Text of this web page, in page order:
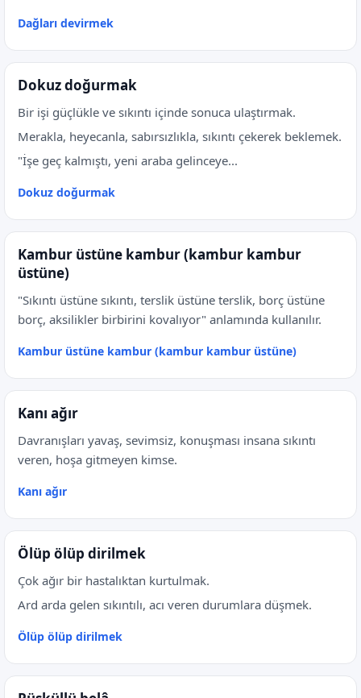
Dağları devirmek
Dokuz doğurmak
Bir işi güçlükle ve sıkıntı içinde sonuca ulaştırmak.
Merakla, heyecanla, sabırsızlıkla, sıkıntı çekerek beklemek.
"İşe geç kalmıştı, yeni araba gelinceye...
Dokuz doğurmak
Kambur üstüne kambur (kambur kambur
üstüne)
"Sıkıntı üstüne sıkıntı, terslik üstüne terslik, borç üstüne
borç, aksilikler birbirini kovalıyor" anlamında kullanılır.
Kambur üstüne kambur (kambur kambur üstüne)
Kanı ağır
Davranışları yavaş, sevimsiz, konuşması insana sıkıntı
veren, hoşa gitmeyen kimse.
Kanı ağır
Ölüp ölüp dirilmek
Çok ağır bir hastalıktan kurtulmak.
Ard arda gelen sıkıntılı, acı veren durumlara düşmek.
Ölüp ölüp dirilmek